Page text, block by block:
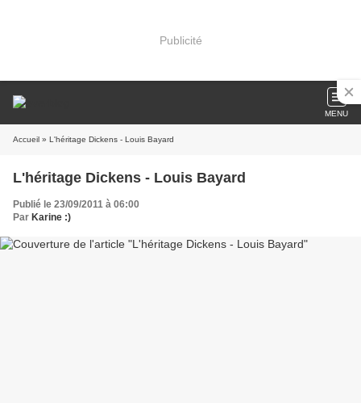
Publicité
MENU
Accueil » L'héritage Dickens - Louis Bayard
L'héritage Dickens - Louis Bayard
Publié le 23/09/2011 à 06:00
Par Karine :)